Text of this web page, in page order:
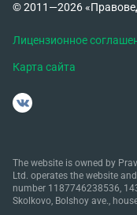
© 2011—2026
Лицензионное
Карта сайта
The website is owned by
Ltd. operates the website
number 1187746238536,
Skolkovo, Bolshoy ave.,